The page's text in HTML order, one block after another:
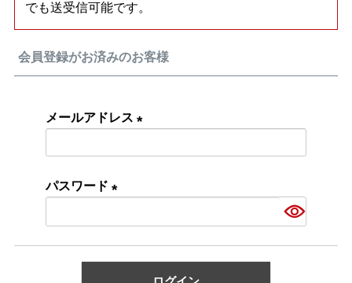
でも送受信可能です。
会員登録がお済みのお客様
メールアドレス
パスワード